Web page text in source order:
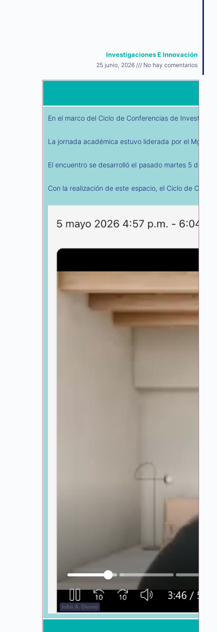
Investigaciones E Innovación
25 junio, 2026 No hay comentarios
En el marco del Ciclo de Conferencias de
La jornada académica estuvo liderada por el Mg.
El encuentro se desarrolló el pasado martes 5 de
Con la realización de este espacio, el Ciclo de